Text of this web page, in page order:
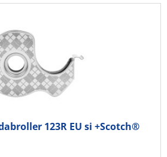
123R EU si +Scotch®